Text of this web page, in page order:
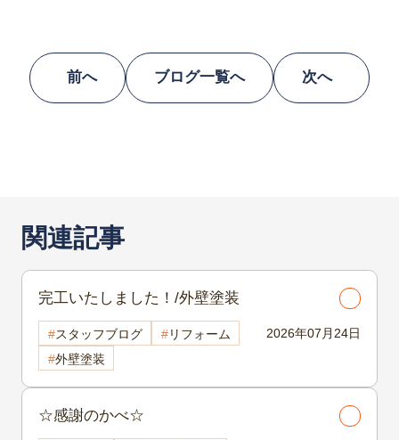
前へ ブログ一覧へ 次へ
関連記事
2026年07月24日
完工いたしました！/外壁塗装
スタッフブログ
リフォーム
外壁塗装
☆感謝のかべ☆